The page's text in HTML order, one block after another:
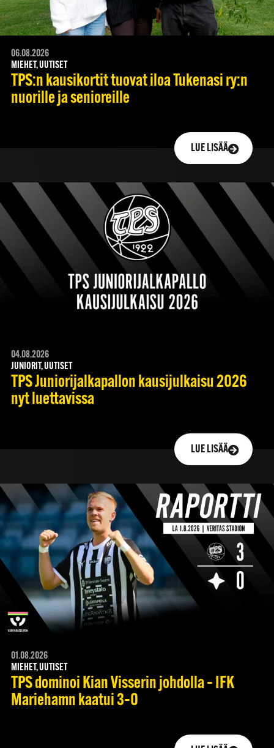
06.08.2026
MIEHET, UUTISET
TPS:n kausikortit tuovat iloa Tukenasi ry:n
nuorille ja senioreille
LUE LISÄÄ
04.08.2026
JUNIORIT, UUTISET
TPS Juniorijalkapallon kausijulkaisu 2026
nyt luettavissa
LUE LISÄÄ
01.08.2026
MIEHET, UUTISET
TPS dominoi Kian Visserin johdolla – IFK
Mariehamn kaatui 3–0